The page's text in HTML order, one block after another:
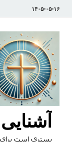
۱۴۰۵-۰۵-۱۶
بستری است برای